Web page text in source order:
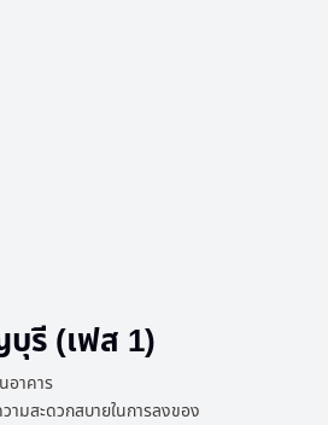
รี (เฟส 1)
อาคาร
มสะดวกสบายในการลงของ